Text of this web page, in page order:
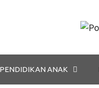
PENDIDIKAN ANAK